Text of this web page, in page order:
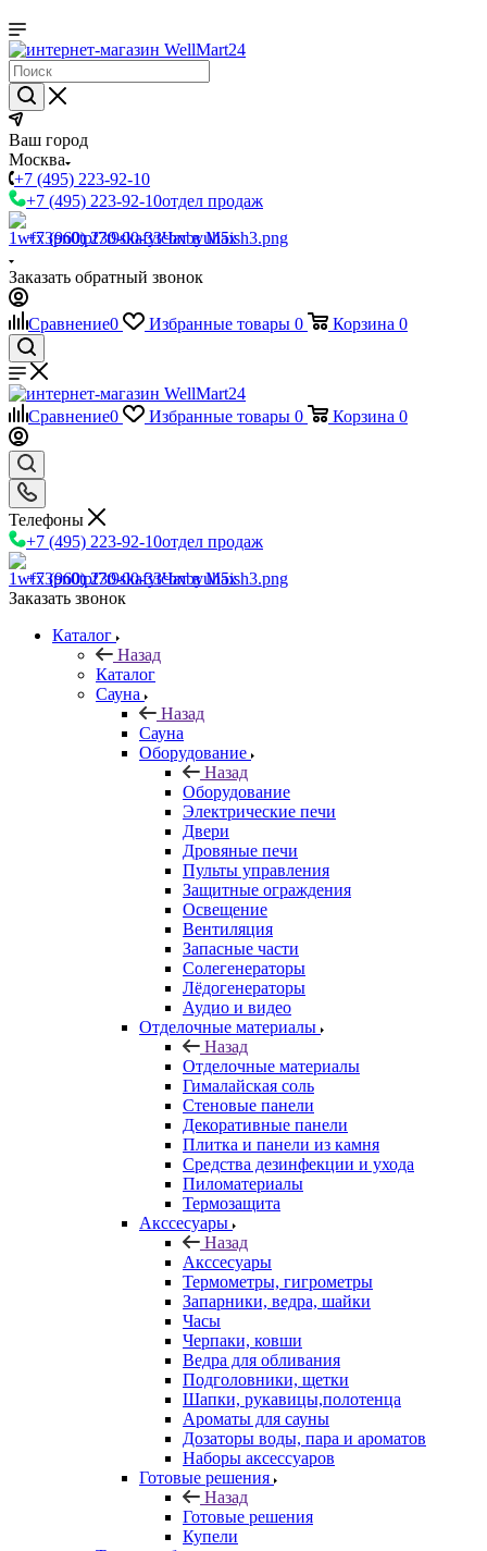
Ваш город
Москва
+7 (495) 223-92-10
+7 (495) 223-92-10отдел продаж
+7 (960) 230-00-33Чат в Max
Заказать обратный звонок
Сравнение0 Избранные товары 0 Корзина 0
Сравнение0 Избранные товары 0 Корзина 0
Телефоны
+7 (495) 223-92-10отдел продаж
+7 (960) 230-00-33Чат в Max
Заказать звонок
Каталог
Назад
Каталог
Сауна
Назад
Сауна
Оборудование
Назад
Оборудование
Электрические печи
Двери
Дровяные печи
Пульты управления
Защитные ограждения
Освещение
Вентиляция
Запасные части
Солегенераторы
Лёдогенераторы
Аудио и видео
Отделочные материалы
Назад
Отделочные материалы
Гималайская соль
Стеновые панели
Декоративные панели
Плитка и панели из камня
Средства дезинфекции и ухода
Пиломатериалы
Термозащита
Аксcесуары
Назад
Аксcесуары
Термометры, гигрометры
Запарники, ведра, шайки
Часы
Черпаки, ковши
Ведра для обливания
Подголовники, щетки
Шапки, рукавицы,полотенца
Ароматы для сауны
Дозаторы воды, пара и ароматов
Наборы аксессуаров
Готовые решения
Назад
Готовые решения
Купели